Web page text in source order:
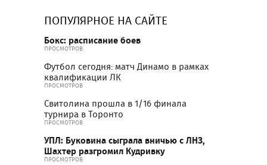
ПОПУЛЯРНОЕ НА САЙТЕ
Бокс: расписание боев
ПРОСМОТРОВ
Футбол сегодня: матч Динамо в рамках
квалификации ЛК
ПРОСМОТРОВ
Свитолина прошла в 1/16 финала
турнира в Торонто
ПРОСМОТРОВ
УПЛ: Буковина сыграла вничью с ЛНЗ,
Шахтер разгромил Кудривку
ПРОСМОТРОВ